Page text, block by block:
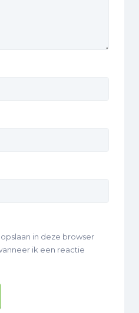
in deze browser
ik een reactie